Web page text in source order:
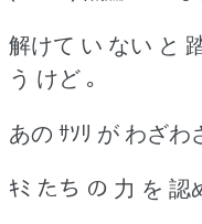
解けて い ない と
う けど ｡
あの ｻｿﾘ が わざ
ｷﾐ たち の 力 を